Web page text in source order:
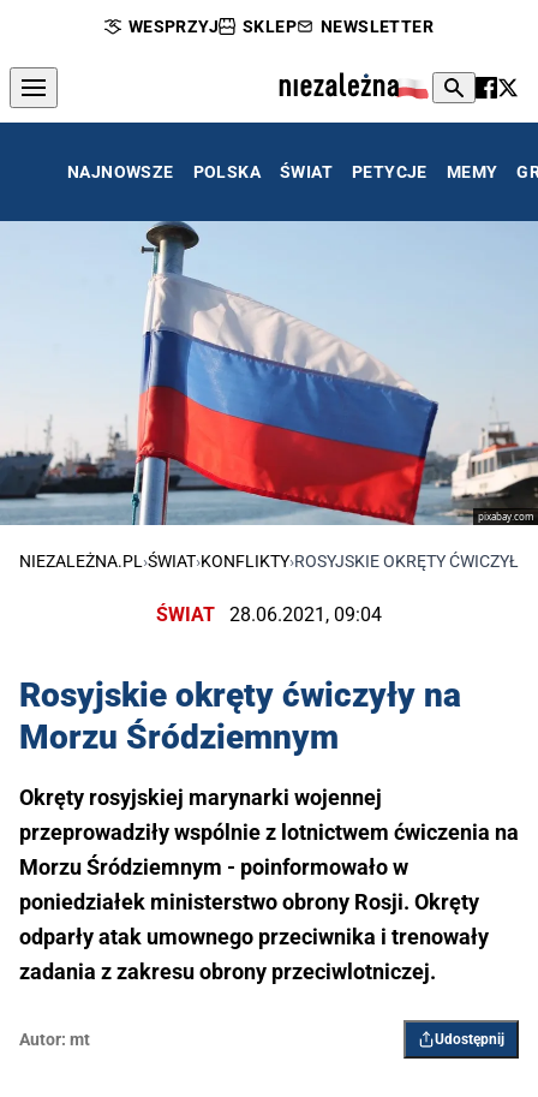
WESPRZYJ SKLEP NEWSLETTER
NAJNOWSZE POLSKA ŚWIAT PETYCJE MEMY
pixabay.com
NIEZALEŻNA.PL ›ŚWIAT›KONFLIKTY›ROSYJSKIE OKRĘTY
ŚWIAT 28.06.2021, 09:04
Rosyjskie okręty ćwiczyły na
Morzu Śródziemnym
Okręty rosyjskiej marynarki wojennej
przeprowadziły wspólnie z lotnictwem ćwiczenia na
Morzu Śródziemnym - poinformowało w
poniedziałek ministerstwo obrony Rosji. Okręty
odparły atak umownego przeciwnika i trenowały
zadania z zakresu obrony przeciwlotniczej.
Autor: mt Udostępnij